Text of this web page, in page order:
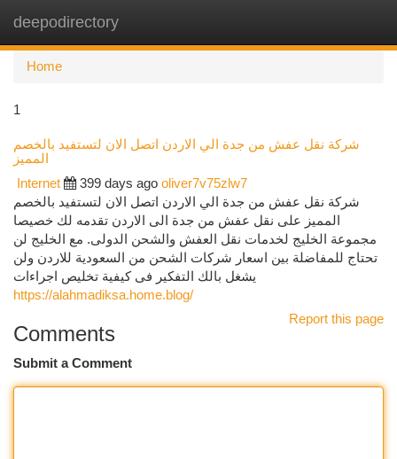
deepodirectory
Home
1
شركة نقل عفش من جدة الي الاردن اتصل الان لتستفيد بالخصم
المميز
Internet 399 days ago oliver7v75zlw7
شركة نقل عفش من جدة الي الاردن اتصل الان لتستفيد بالخصم
المميز على نقل عفش من جدة الى الاردن تقدمه لك خصيصا
مجموعة الخليج لخدمات نقل العفش والشحن الدولى. مع الخليج لن
تحتاج للمفاضلة بين اسعار شركات الشحن من السعودية للاردن ولن
يشغل بالك التفكير فى كيفية تخليص اجراءات
https://alahmadiksa.home.blog/
Report this page
Comments
Submit a Comment